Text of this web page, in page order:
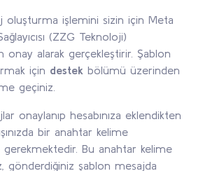
oluşturma işlemini sizin için Meta
(ZZG Teknoloji)
onay alarak gerçekleştirir. Şablon
için destek bölümü üzerinden
geçiniz.
onaylanıp hesabınıza eklendikten
bir anahtar kelime
gerekmektedir. Bu anahtar kelime
gönderdiğiniz şablon mesajda